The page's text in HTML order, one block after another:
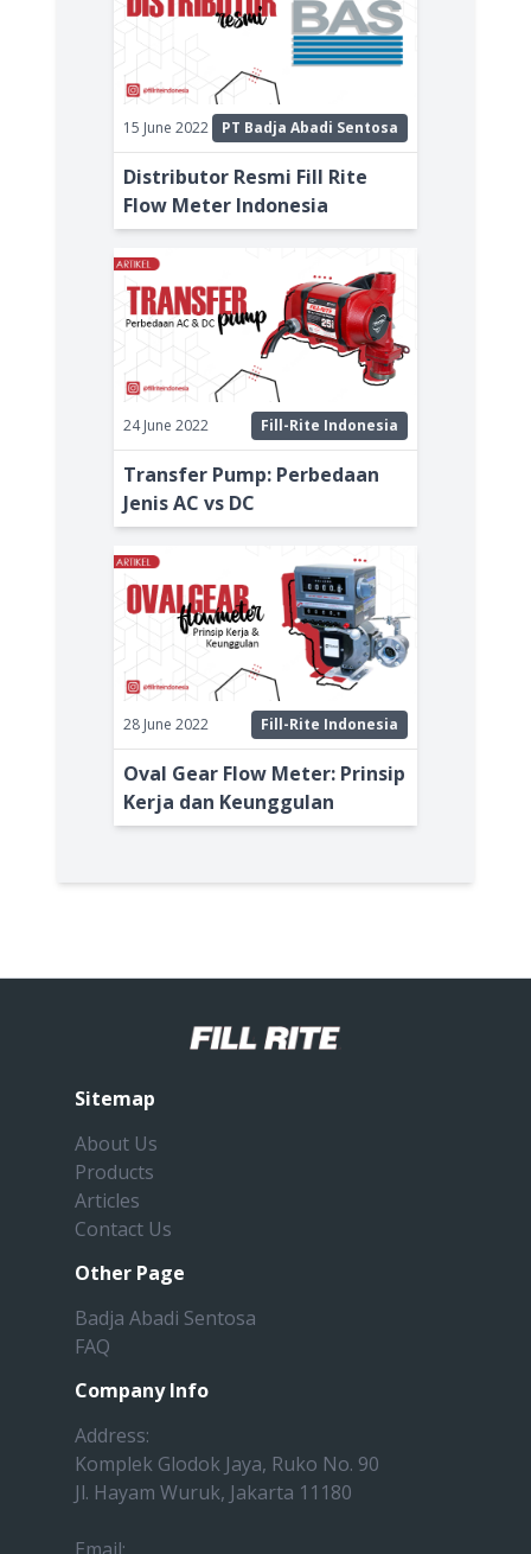
15 June 2022 PT Badja Abadi Sentosa
Distributor Resmi Fill Rite
Flow Meter Indonesia
24 June 2022 Fill-Rite Indonesia
Transfer Pump: Perbedaan
Jenis AC vs DC
28 June 2022 Fill-Rite Indonesia
Oval Gear Flow Meter: Prinsip
Kerja dan Keunggulan
Sitemap
About Us
Products
Articles
Contact Us
Other Page
Badja Abadi Sentosa
FAQ
Company Info
Address:
Komplek Glodok Jaya, Ruko No. 90
Jl. Hayam Wuruk, Jakarta 11180